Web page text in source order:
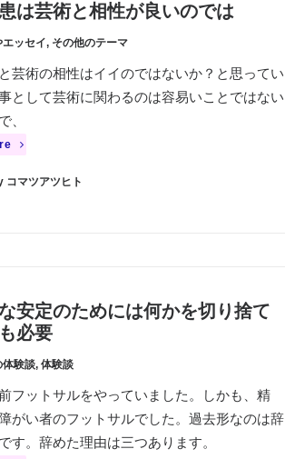
は芸術と相性が良いのでは
エッセイ, その他のテーマ
芸術の相性はイイのではないか？と思ってい
として芸術に関わるのは容易いことではない
、
コマツアツヒト
安定のためには何かを切り捨て
必要
体験談, 体験談
フットサルをやっていました。しかも、精
がい者のフットサルでした。過去形なのは辞
す。辞めた理由は三つあります。